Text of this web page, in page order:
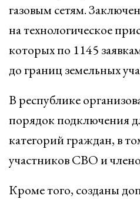
газовым сетям.
на технологическое
которых по 1145
до границ земельных
В республике
порядок подключения
категорий граждан, в
участников СВО и
Кроме того, созданы